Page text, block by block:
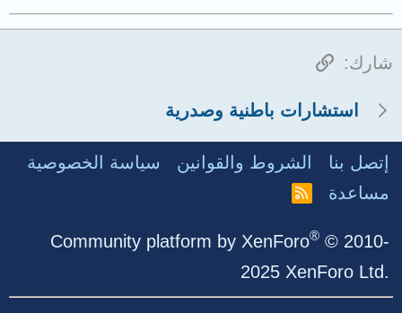
شارك: الرابط
استشارات باطنية وصدرية
إتصل بنا الشروط والقوانين
سياسة الخصوصية
مساعدة
R
Community platform by XenForo® © 2010-
2025 XenForo Ltd.